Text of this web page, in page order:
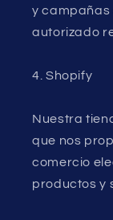
y campañas
autorizado
4. Shopify
Nuestra
que nos
comercio
productos y